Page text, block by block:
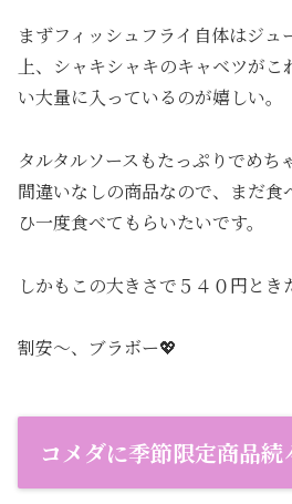
まずフィッシュフライ自体はジュ
上、シャキシャキのキャベツが
い大量に入っているのが嬉しい。
タルタルソースもたっぷりでめち
間違いなしの商品なので、まだ
ひ一度食べてもらいたいです。
しかもこの大きさで５４０円とき
割安〜、ブラボー💖
コメダに季節限定商品続